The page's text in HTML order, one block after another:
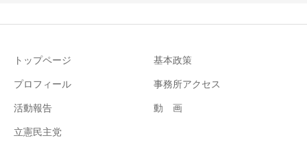
トップページ
基本政策
プロフィール
事務所アクセス
活動報告
動 画
立憲民主党